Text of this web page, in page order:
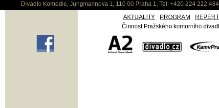
Divadlo Komedie, Jungmannova 1, 110 00 Praha 1, Tel: +420 224 222
AKTUALITY
PROGRAM
Činnost Pražského komorního